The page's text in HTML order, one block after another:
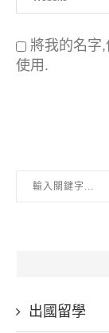
將我的名字
使用.
出國留學